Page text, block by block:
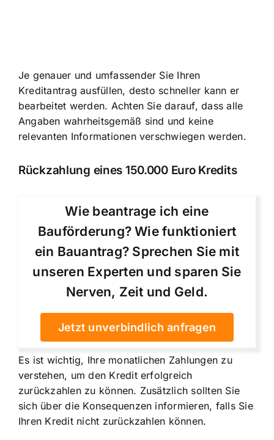
Je genauer und umfassender Sie Ihren
Kreditantrag ausfüllen, desto schneller kann er
bearbeitet werden. Achten Sie darauf, dass alle
Angaben wahrheitsgemäß sind und keine
relevanten Informationen verschwiegen werden.
Rückzahlung eines 150.000 Euro Kredits
Wie beantrage ich eine
Bauförderung? Wie funktioniert
ein Bauantrag? Sprechen Sie mit
unseren Experten und sparen Sie
Nerven, Zeit und Geld.
Jetzt unverbindlich anfragen
Es ist wichtig, Ihre monatlichen Zahlungen zu
verstehen, um den Kredit erfolgreich
zurückzahlen zu können. Zusätzlich sollten Sie
sich über die Konsequenzen informieren, falls Sie
Ihren Kredit nicht zurückzahlen können.